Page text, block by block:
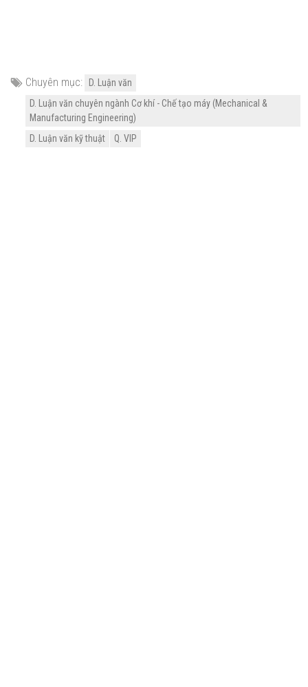
Chuyên mục:
D. Luận văn
D. Luận văn chuyên ngành Cơ khí - Chế tạo máy (Mechanical &
Manufacturing Engineering)
D. Luận văn kỹ thuật
Q. VIP